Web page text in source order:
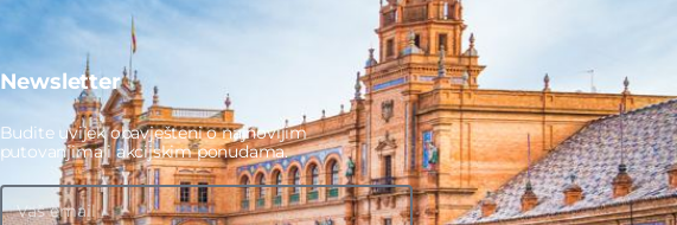
Newsletter
Budite uvijek obavješteni o najnovijim
putovanjima i akcijskim ponudama.